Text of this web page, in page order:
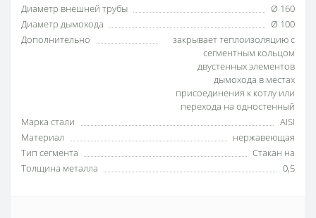
Диаметр внешней трубы
Ø 160
Диаметр дымохода
Ø 100
Дополнительно
закрывает теплоизоляцию с
сегментным кольцом
двустенных элементов
дымохода в местах
присоединения к котлу или
перехода на одностенный
Марка стали
AISI
Материал
нержавеющая
Тип сегмента
Стакан на
Толщина металла
0,5